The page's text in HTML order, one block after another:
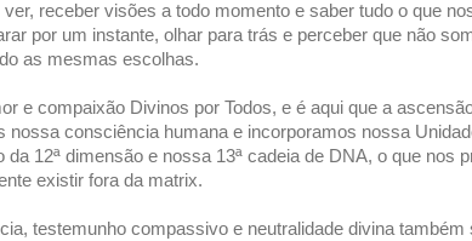
receber visões a todo momento e saber tudo o que
por um instante, olhar para trás e perceber que não
as mesmas escolhas.
e compaixão Divinos por Todos, e é aqui que a
nossa consciência humana e incorporamos nossa
da 12ª dimensão e nossa 13ª cadeia de DNA, o que nos
existir fora da matrix.
testemunho compassivo e neutralidade divina também